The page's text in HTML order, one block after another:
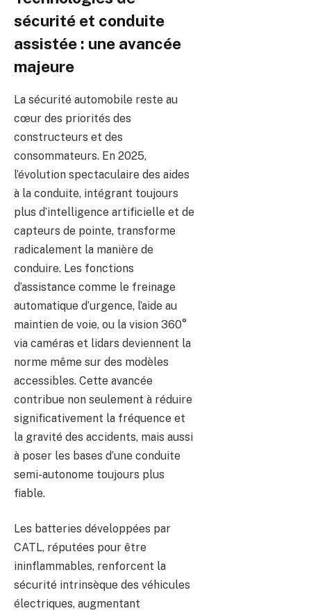
sécurité et conduite
assistée : une avancée
majeure
La sécurité automobile reste au
cœur des priorités des
constructeurs et des
consommateurs. En 2025,
l’évolution spectaculaire des aides
à la conduite, intégrant toujours
plus d’intelligence artificielle et de
capteurs de pointe, transforme
radicalement la manière de
conduire. Les fonctions
d’assistance comme le freinage
automatique d’urgence, l’aide au
maintien de voie, ou la vision 360°
via caméras et lidars deviennent la
norme même sur des modèles
accessibles. Cette avancée
contribue non seulement à réduire
significativement la fréquence et
la gravité des accidents, mais aussi
à poser les bases d’une conduite
semi-autonome toujours plus
fiable.
Les batteries développées par
CATL, réputées pour être
ininflammables, renforcent la
sécurité intrinsèque des véhicules
électriques, augmentant